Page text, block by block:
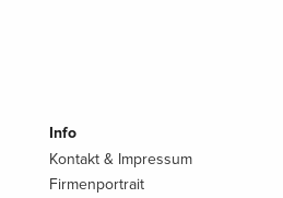
Info
Kontakt & Impressum
Firmenportrait